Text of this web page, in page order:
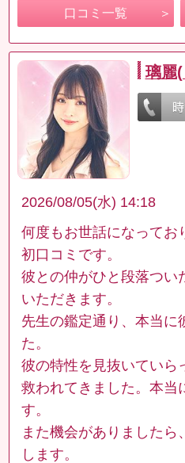
口コミ一覧
璃麗
2026/08/05(水) 14:18
何度もお世話になってお
初口コミです。
彼との仲がひと段落つい
いただきます。
先生の鑑定通り、本当に
た。
彼の特性を見抜いていら
救われてきました。本当
す。
また機会がありましたら
します。